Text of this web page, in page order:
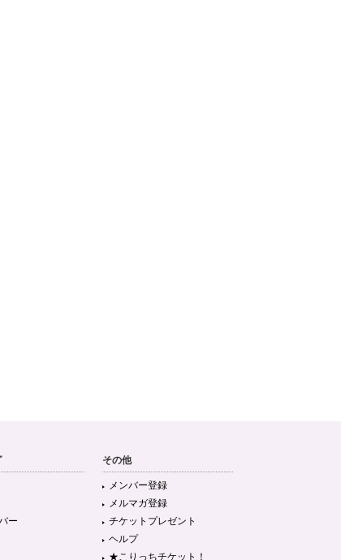
ー
その他
メンバー登録
メルマガ登録
チケットプレゼント
ヘルプ
★こりっちチケット！